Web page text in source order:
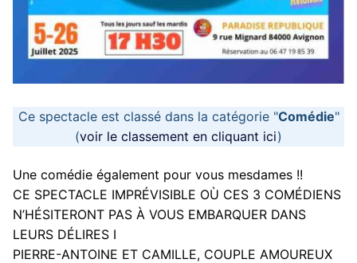
Ce spectacle est classé dans la catégorie "Comédie"
(voir le classement en cliquant ici)
Une comédie également pour vous mesdames !!
CE SPECTACLE IMPRÉVISIBLE OÙ CES 3 COMÉDIENS
N’HÉSITERONT PAS À VOUS EMBARQUER DANS
LEURS DÉLIRES I
PIERRE-ANTOINE ET CAMILLE, COUPLE AMOUREUX